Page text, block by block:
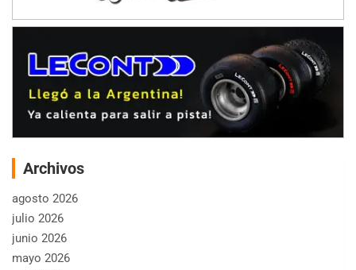
Archivos
agosto 2026
julio 2026
junio 2026
mayo 2026